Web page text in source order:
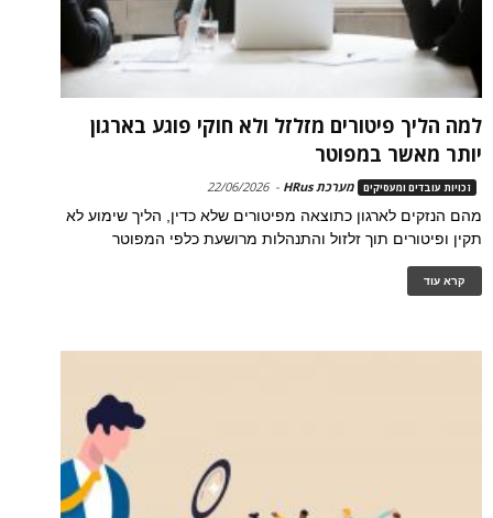
למה הליך פיטורים מזלזל ולא חוקי פוגע בארגון
יותר מאשר במפוטר
זכויות עובדים ומעסיקים מערכת HRus -
22/06/2026
מהם הנזקים לארגון כתוצאה מפיטורים שלא כדין, הליך שימוע לא
תקין ופיטורים תוך זלזול והתנהלות מרושעת כלפי המפוטר
קרא עוד